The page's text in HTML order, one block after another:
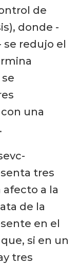
de
donde -
redujo el
una
tres
afecto a la
de la
en el
si en un
tres